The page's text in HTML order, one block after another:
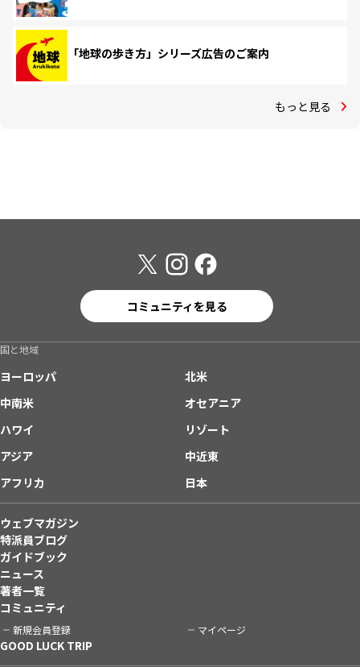
「地球の歩き方」シリーズ広告のご案内
もっと見る
コミュニティを見る
国と地域
ヨーロッパ
北米
中南米
オセアニア
ハワイ
リゾート
アジア
中近東
アフリカ
日本
ウェブマガジン
特派員ブログ
ガイドブック
ニュース
著者一覧
コミュニティ
新規会員登録 マイページ
GOOD LUCK TRIP